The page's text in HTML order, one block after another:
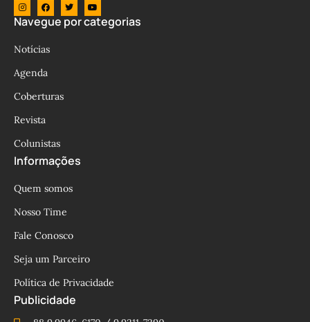
Navegue por categorias
Notícias
Agenda
Coberturas
Revista
Colunistas
Informações
Quem somos
Nosso Time
Fale Conosco
Seja um Parceiro
Política de Privacidade
Publicidade